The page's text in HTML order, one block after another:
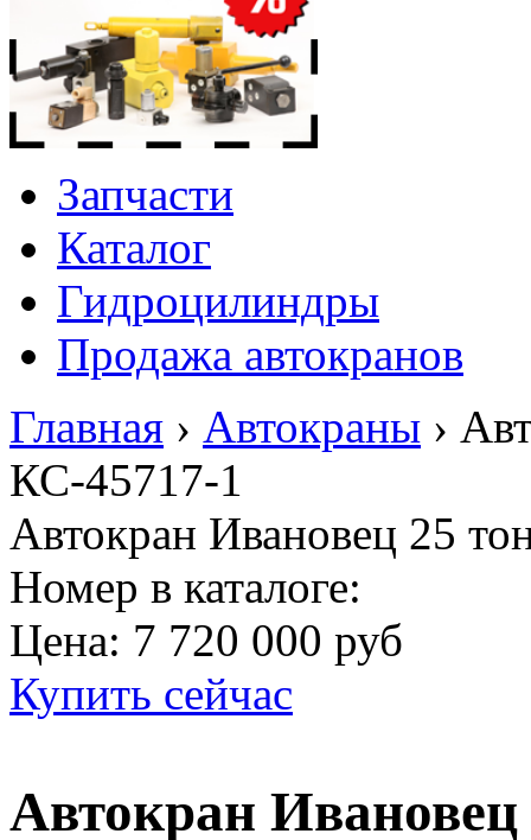
Запчасти
Каталог
Гидроцилиндры
Продажа автокранов
Главная › Автокраны ›
КС-45717-1
Автокран Ивановец 25
Номер в каталоге:
Цена: 7 720 000 руб
Купить сейчас
Автокран